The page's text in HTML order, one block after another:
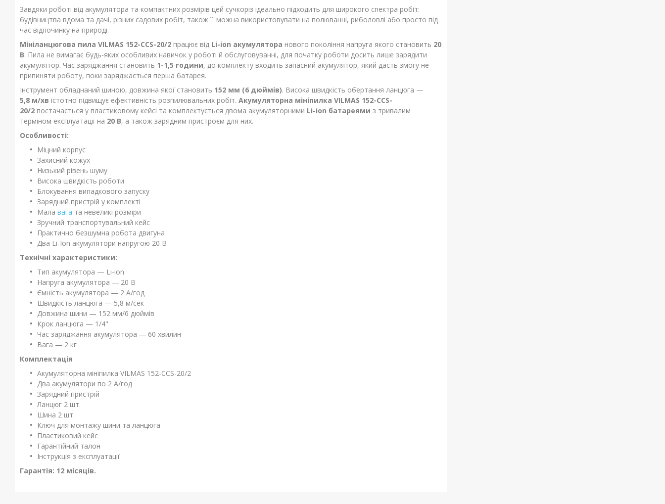
Завдяки роботі від акумулятора та компактних розмірів цей сучкоріз ідеально підходить для широкого спектра робіт:
будівництва вдома та дачі, різних садових робіт, також її можна використовувати на полюванні, риболовлі або просто під
час відпочинку на природі.
Мініланцюгова пила VILMAS 152-CCS-20/2 працює від Li-ion акумулятора нового покоління напруга якого становить 20
В. Пила не вимагає будь-яких особливих навичок у роботі й обслуговуванні, для початку роботи досить лише зарядити
акумулятор. Час заряджання становить 1-1,5 години, до комплекту входить запасний акумулятор, який дасть змогу не
припиняти роботу, поки заряджається перша батарея.
Інструмент обладнаний шиною, довжина якої становить 152 мм (6 дюймів). Висока швидкість обертання ланцюга —
5,8 м/хв істотно підвищує ефективність розпилювальних робіт. Акумуляторна мініпилка VILMAS 152-CCS-
20/2 постачається у пластиковому кейсі та комплектується двома акумуляторними Li-ion батареями з тривалим
терміном експлуатації на 20 В, а також зарядним пристроєм для них.
Особливості:
Міцний корпус
Захисний кожух
Низький рівень шуму
Висока швидкість роботи
Блокування випадкового запуску
Зарядний пристрій у комплекті
Мала вага та невеликі розміри
Зручний транспортувальний кейс
Практично безшумна робота двигуна
Два Li-Ion акумулятори напругою 20 В
Технічні характеристики:
Тип акумулятора — Li-ion
Напруга акумулятора ― 20 В
Ємність акумулятора — 2 А/год
Швидкість ланцюга — 5,8 м/сек
Довжина шини — 152 мм/6 дюймів
Крок ланцюга — 1/4"
Час заряджання акумулятора ― 60 хвилин
Вага — 2 кг
Комплектація
Акумуляторна мініпилка VILMAS 152-CCS-20/2
Два акумулятори по 2 А/год
Зарядний пристрій
Ланцюг 2 шт.
Шина 2 шт.
Ключ для монтажу шини та ланцюга
Пластиковий кейс
Гарантійний талон
Інструкція з експлуатації
Гарантія: 12 місяців.